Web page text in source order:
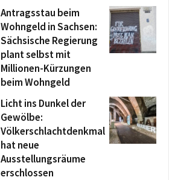
Antragsstau beim
Wohngeld in Sachsen:
Sächsische Regierung
plant selbst mit
Millionen-Kürzungen
beim Wohngeld
Licht ins Dunkel der
Gewölbe:
Völkerschlachtdenkmal
hat neue
Ausstellungsräume
erschlossen